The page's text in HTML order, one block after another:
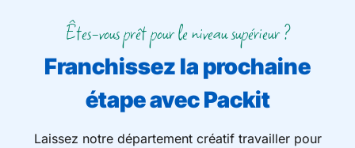
Êtes-vous prêt pour le niveau supérieur ?
Franchissez la prochaine
étape avec Packit
Laissez notre département créatif travailler pour